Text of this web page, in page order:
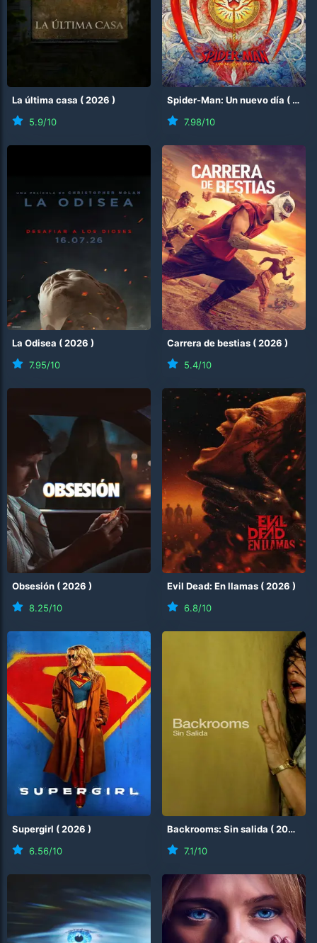
La última casa (2026 )
5.9/10
Spider-Man: Un nuevo día ( 2026
7.98/10
La Odisea (2026 )
7.95/10
Carrera de bestias (2026 )
5.4/10
Obsesión (2026 )
8.25/10
Evil Dead: En llamas (2026 )
6.8/10
Supergirl (2026 )
6.56/10
Backrooms: Sin salida (2026
7.1/10